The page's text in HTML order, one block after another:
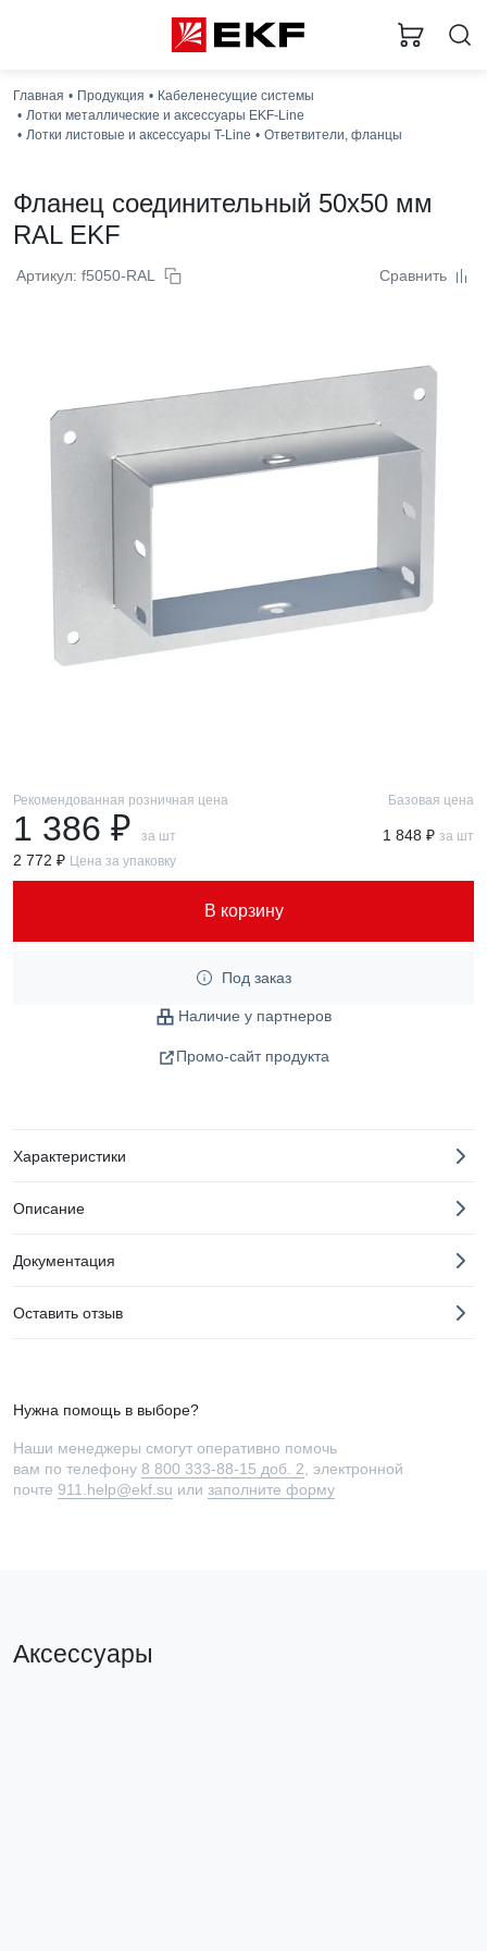
Главная Продукция
Кабеленесущие системы
Лотки металлические и аксессуары EKF-Line
Лотки листовые и аксессуары T-Line
Ответвители, фланцы
Фланец соединительный 50x50 мм
RAL EKF
Артикул: f5050-RAL Сравнить
Рекомендованная розничная цена
1 386 ₽ за шт
Базовая цена
1 848 ₽ за шт
2 772 ₽ Цена за упаковку
В корзину
Под заказ
Наличие у партнеров
Промо-сайт продукта
Характеристики
Описание
Документация
Оставить отзыв
Нужна помощь в выборе?
Наши менеджеры смогут оперативно помочь
вам по телефону 8 800 333-88-15 доб. 2 , электронной
почте 911.help@ekf.su или заполните форму
Аксессуары